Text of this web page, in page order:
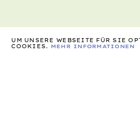
UM UNSERE WEBSEITE FÜR SIE
COOKIES. MEHR INFORMATIONEN